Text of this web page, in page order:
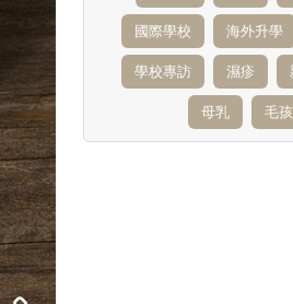
國際學校 海外升學
學校專訪 濕疹
母乳 毛孩